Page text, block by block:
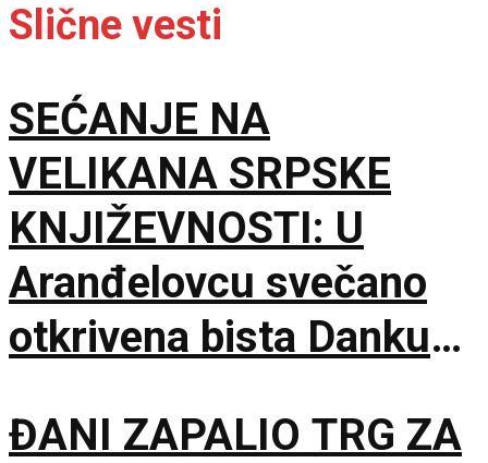
Slične vesti
SEĆANJE NA
VELIKANA SRPSKE
KNJIŽEVNOSTI: U
Aranđelovcu svečano
otkrivena bista Danku
ĐANI ZAPALIO TRG ZA